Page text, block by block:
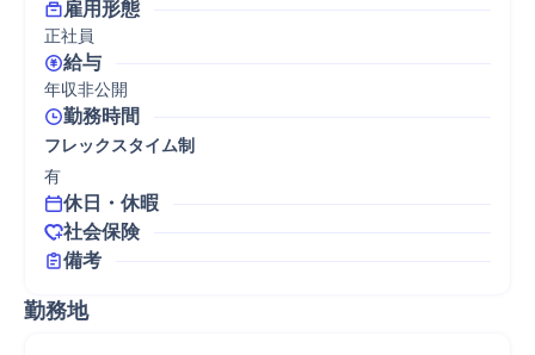
雇用形態
正社員
給与
年収非公開
勤務時間
フレックスタイム制
有
休日・休暇
社会保険
備考
勤務地